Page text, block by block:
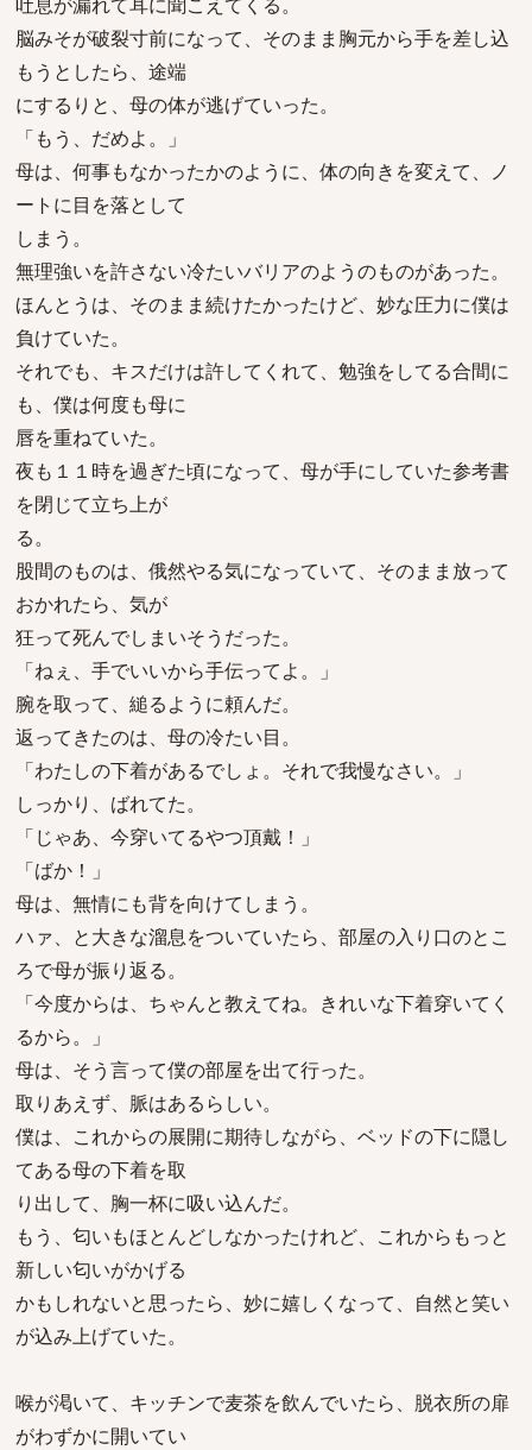
脳みそが破裂寸前になって、そのまま胸元から手を差し込
もうとしたら、途端
にするりと、母の体が逃げていった。
「もう、だめよ。」
母は、何事もなかったかのように、体の向きを変えて、ノ
ートに目を落として
しまう。
無理強いを許さない冷たいバリアのようのものがあった。
ほんとうは、そのまま続けたかったけど、妙な圧力に僕は
負けていた。
それでも、キスだけは許してくれて、勉強をしてる合間に
も、僕は何度も母に
唇を重ねていた。
夜も１１時を過ぎた頃になって、母が手にしていた参考書
を閉じて立ち上が
る。
股間のものは、俄然やる気になっていて、そのまま放って
おかれたら、気が
狂って死んでしまいそうだった。
「ねぇ、手でいいから手伝ってよ。」
腕を取って、縋るように頼んだ。
返ってきたのは、母の冷たい目。
「わたしの下着があるでしょ。それで我慢なさい。」
しっかり、ばれてた。
「じゃあ、今穿いてるやつ頂戴！」
「ばか！」
母は、無情にも背を向けてしまう。
ハァ、と大きな溜息をついていたら、部屋の入り口のとこ
ろで母が振り返る。
「今度からは、ちゃんと教えてね。きれいな下着穿いてく
るから。」
母は、そう言って僕の部屋を出て行った。
取りあえず、脈はあるらしい。
僕は、これからの展開に期待しながら、ベッドの下に隠し
てある母の下着を取
り出して、胸一杯に吸い込んだ。
もう、匂いもほとんどしなかったけれど、これからもっと
新しい匂いがかげる
かもしれないと思ったら、妙に嬉しくなって、自然と笑い
が込み上げていた。
喉が渇いて、キッチンで麦茶を飲んでいたら、脱衣所の扉
がわずかに開いてい